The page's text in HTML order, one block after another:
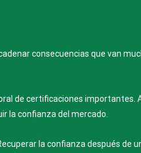
consecuencias que van
de certificaciones importantes.
la confianza del mercado.
la confianza después de